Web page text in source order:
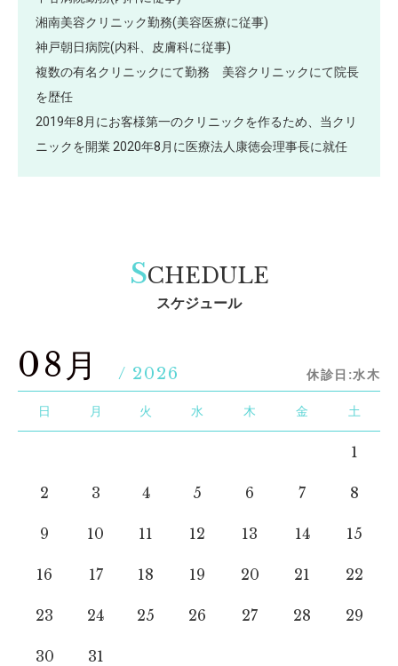
湘南美容クリニック勤務(美容医療に従事)
神戸朝日病院(内科、皮膚科に従事)
複数の有名クリニックにて勤務 美容クリニックにて院長
を歴任
2019年8月にお客様第一のクリニックを作るため、当クリ
ニックを開業 2020年8月に医療法人康徳会理事長に就任
SCHEDULE
スケジュール
08月 / 2026 休診日:水木
日 月 火 水 木 金 土
1
2 3 4 5 6 7 8
9 10 11 12 13 14 15
16 17 18 19 20 21 22
23 24 25 26 27 28 29
30 31